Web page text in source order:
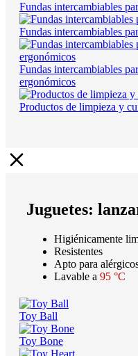
Fundas intercambiables
Fundas intercambiables
Fundas intercambiables
ergonómicos
Productos de limpieza y
Juguetes:
Higiénicamente
Resistentes
Apto para
Lavable a 95 °C
Toy Ball
Toy Bone